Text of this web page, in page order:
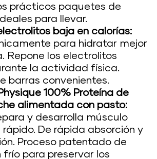
prácticos paquetes de
para llevar.
baja en calorías:
para hidratar mejor
Repone los electrolitos
la actividad física.
barras convenientes.
100% Proteína de
alimentada con pasto:
y desarrolla músculo
De rápida absorción y
Proceso patentado de
frío para preservar los